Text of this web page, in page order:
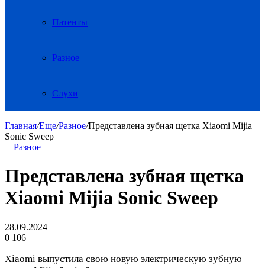
Патенты
Разное
Слухи
Главная/Еще/Разное/Представлена зубная щетка Xiaomi Mijia
Sonic Sweep
Разное
Представлена зубная щетка
Xiaomi Mijia Sonic Sweep
28.09.2024
0 106
Xiaomi выпустила свою новую электрическую зубную